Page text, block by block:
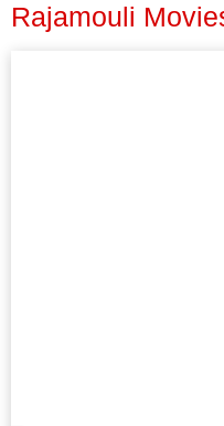
Rajamouli